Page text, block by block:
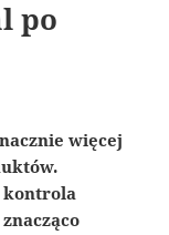
po
więcej
kontrola